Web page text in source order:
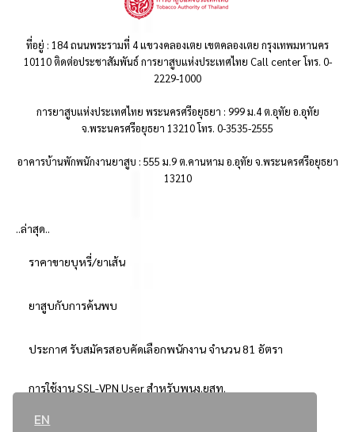
EN
ที่อยู่ : 184 ถนนพระรามที่ 4 แขวงคลองเตย เขตคลองเตย กรุงเทพมหานคร
10110 ติดต่อประชาสัมพันธ์ การยาสูบแห่งประเทศไทย Call center โทร. 0-
2229-1000
การยาสูบแห่งประเทศไทย พระนครศรีอยุธยา : 999 ม.4 ต.อุทัย อ.อุทัย
จ.พระนครศรีอยุธยา 13210 โทร. 0-3535-2555
อาคารบ้านพักพนักงานยาสูบ : 555 ม.9 ต.คานหาม อ.อุทัย จ.พระนครศรีอยุธยา
13210
..ล่าสุด..
ราคาขายบุหรี่/ยาเส้น
ยาสูบกับการค้นพบ
ประกาศ รับสมัครสอบคัดเลือกพนักงาน จำนวน 81 อัตรา
การใช้งาน SSL-VPN User สำหรับพนง.ยสท.